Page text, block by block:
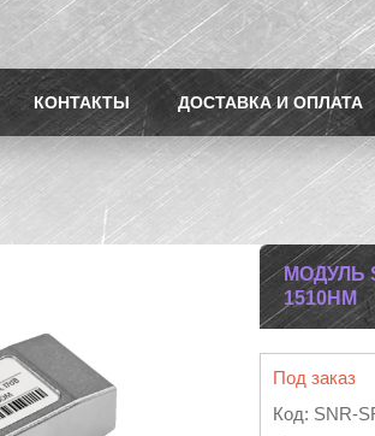
КОНТАКТЫ ДОСТАВКА И ОПЛАТА
МОДУЛЬ
1510НМ
Под заказ
Код: SNR-